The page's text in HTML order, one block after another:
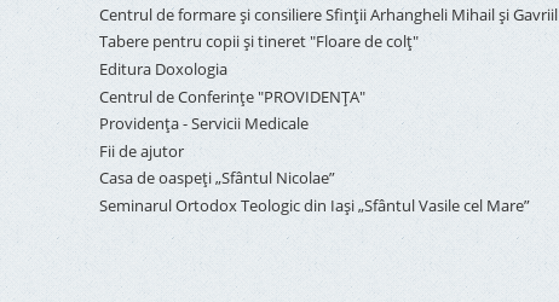
Centrul de formare și consiliere Sfinții Arhangheli Mihail și Gavriil
Tabere pentru copii şi tineret "Floare de colţ"
Editura Doxologia
Centrul de Conferinţe "PROVIDENŢA"
Providenţa - Servicii Medicale
Fii de ajutor
Casa de oaspeți „Sfântul Nicolae”
Seminarul Ortodox Teologic din Iași „Sfântul Vasile cel Mare”